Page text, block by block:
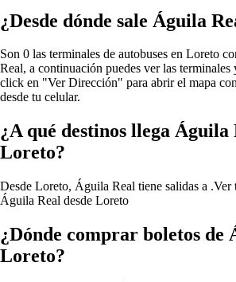
¿Desde dónde sale Águila
Son 0 las terminales de autobuses en Loreto
Real, a continuación puedes ver las terminales
click en "Ver Dirección" para abrir el mapa
desde tu celular.
¿A qué destinos llega Águila
Loreto?
Desde Loreto, Águila Real tiene salidas a .Ver
Águila Real desde Loreto
¿Dónde comprar boletos de
Loreto?